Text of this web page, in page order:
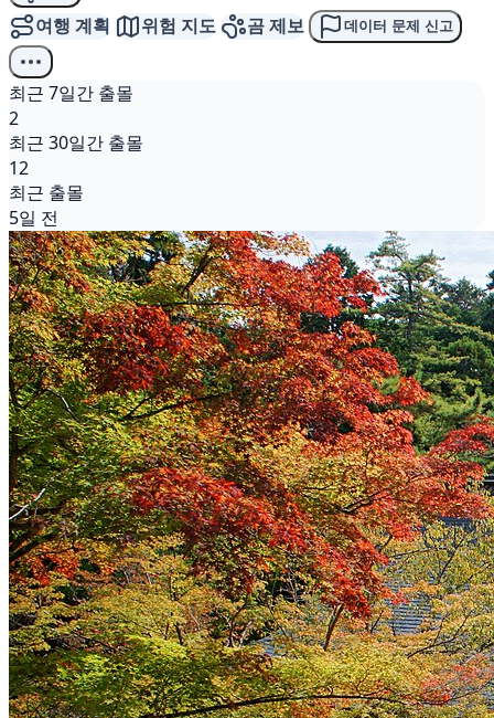
여행 계획 위험 지도 곰 제보 데이터 문제 신고
최근 7일간 출몰
2
최근 30일간 출몰
12
최근 출몰
5일 전